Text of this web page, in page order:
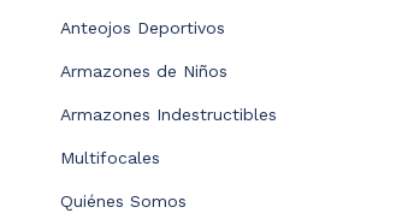
Anteojos Deportivos
Armazones de Niños
Armazones Indestructibles
Multifocales
Quiénes Somos